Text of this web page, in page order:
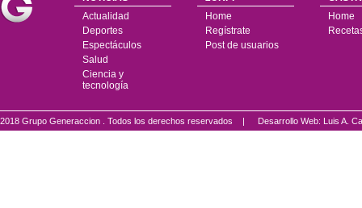
Actualidad
Deportes
Espectáculos
Salud
Ciencia y
tecnología
Home
Regístrate
Post de usuarios
Home
2018 Grupo Generaccion . Todos los derechos reservados | Desarrollo Web: Luis